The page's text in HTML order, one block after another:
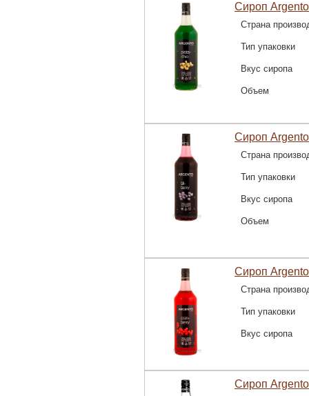
Сироп
Страна
Тип упаковки
Вкус сиропа
Объем
Сироп
Страна
Тип упаковки
Вкус сиропа
Объем
Сироп
Страна
Тип упаковки
Вкус сиропа
Сироп